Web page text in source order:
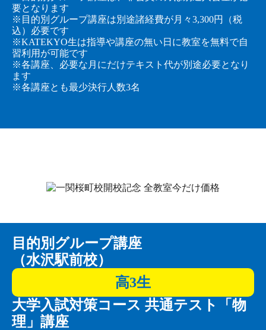
要となります
※目的別グループ講座は別途諸経費が月々3,300円（税
込）必要です
※KATEKYO生は指導や講座の無い日に教室を無料で自
習利用が可能です
※各講座、必要な月にだけテキスト代が別途必要となり
ます
※各講座とも最少決行人数3名
目的別グループ講座
（水沢駅前校）
高3生
大学入試対策コース 共通テスト「物
理」講座